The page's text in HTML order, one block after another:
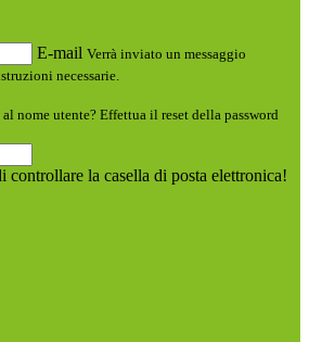
E-mail Verrà inviato un messaggio
necessarie.
nome utente? Effettua il reset della password
controllare la casella di posta elettronica!